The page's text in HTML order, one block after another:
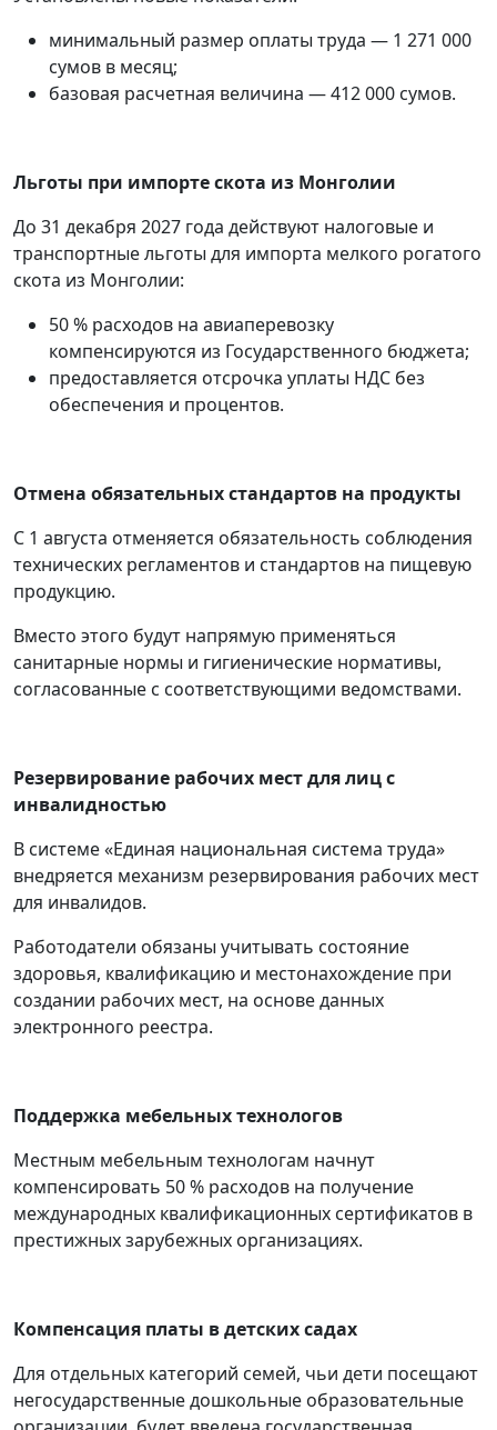
минимальный размер оплаты труда — 1 271 000
сумов в месяц;
базовая расчетная величина — 412 000 сумов.
Льготы при импорте скота из Монголии
До 31 декабря 2027 года действуют налоговые и
транспортные льготы для импорта мелкого рогатого
скота из Монголии:
50 % расходов на авиаперевозку
компенсируются из Государственного бюджета;
предоставляется отсрочка уплаты НДС без
обеспечения и процентов.
Отмена обязательных стандартов на продукты
С 1 августа отменяется обязательность соблюдения
технических регламентов и стандартов на пищевую
продукцию.
Вместо этого будут напрямую применяться
санитарные нормы и гигиенические нормативы,
согласованные с соответствующими ведомствами.
Резервирование рабочих мест для лиц с
инвалидностью
В системе «Единая национальная система труда»
внедряется механизм резервирования рабочих мест
для инвалидов.
Работодатели обязаны учитывать состояние
здоровья, квалификацию и местонахождение при
создании рабочих мест, на основе данных
электронного реестра.
Поддержка мебельных технологов
Местным мебельным технологам начнут
компенсировать 50 % расходов на получение
международных квалификационных сертификатов в
престижных зарубежных организациях.
Компенсация платы в детских садах
Для отдельных категорий семей, чьи дети посещают
негосударственные дошкольные образовательные